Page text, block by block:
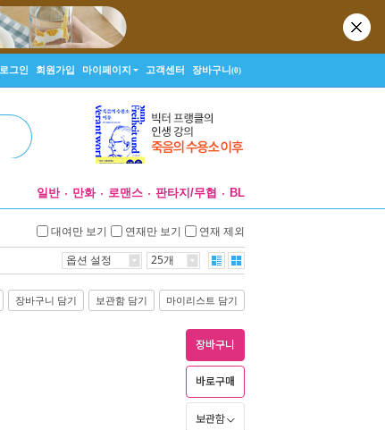
로그인 회원가입 마이페이지 고객센터 장바구니(0)
일반 만화 로맨스 판타지/무협 BL
대여만 보기 연재만 보기 연재 제외
옵션 설정 25개
장바구니 담기 보관함 담기 마이리스트 담기
장바구니
바로구매
보관함